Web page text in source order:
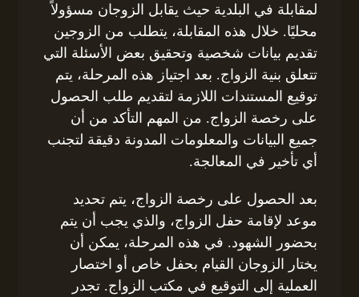
لمقابلة في البلدية حيث يقابل الزوجان مسؤولاً
محليًا. خلال هذه المقابلة، يتطلب من الزوجين
تقديم بيانات شخصية وتحقيق بعض الأسئلة التي
تتعلق بنية الزواج. بعد اجتياز هذه المرحلة، يتم
توقيع المستندات اللازمة لتقديم طلب الحصول
على رخصة الزواج. من المهم التأكد من أن
جميع البيانات والمعلومات المدونة دقيقة لتجنب
أي تأخير في المعالجة.
بعد الحصول على رخصة الزواج، يتم تحديد
موعد لإقامة حفل الزواج، والذي يجب أن يتم
بحضور الشهود. في هذه المرحلة، يمكن أن
يختار الزوجان القيام بحفل خاص أو اختصار
العملية إلى التوقيع في مكتب الزواج. تجدر